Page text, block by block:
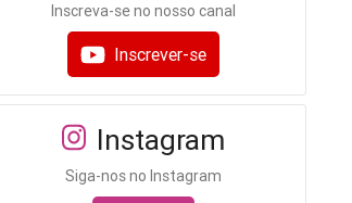
Inscreva-se no nosso canal
Inscrever-se
Instagram
Siga-nos no Instagram